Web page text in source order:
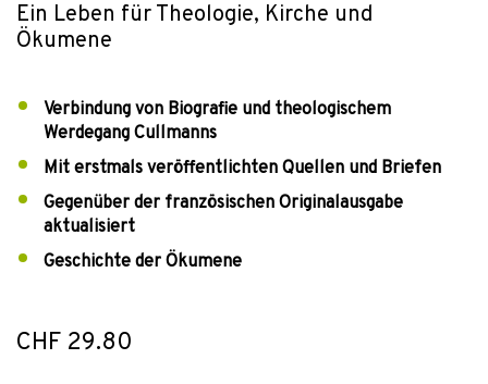
Ein Leben für Theologie, Kirche und
Ökumene
Verbindung von Biografie und theologischem
Werdegang Cullmanns
Mit erstmals veröffentlichten Quellen und Briefen
Gegenüber der französischen Originalausgabe
aktualisiert
Geschichte der Ökumene
CHF 29.80